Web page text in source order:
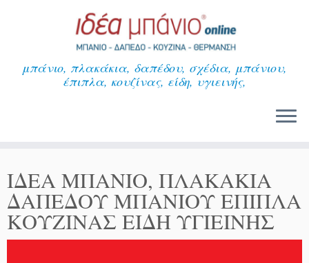
μπάνιο, πλακάκια, δαπέδου, σχέδια, μπάνιου,
έπιπλα, κουζίνας, είδη, υγιεινής,
ΙΔΕΑ ΜΠΑΝΙΟ, ΠΛΑΚΑΚΙΑ
ΔΑΠΕΔΟΥ ΜΠΑΝΙΟΥ ΕΠΙΠΛΑ
ΚΟΥΖΙΝΑΣ ΕΙΔΗ ΥΓΙΕΙΝΗΣ